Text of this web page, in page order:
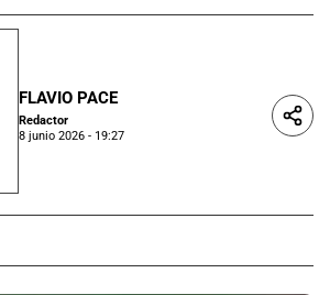
FLAVIO PACE
Redactor
8 junio 2026 - 19:27